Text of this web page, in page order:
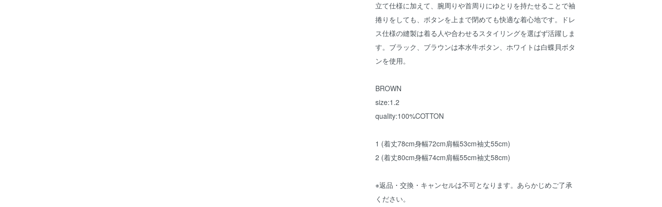
立て仕様に加えて、腕周りや首周りにゆとりを持たせることで袖
捲りをしても、ボタンを上まで閉めても快適な着心地です。ドレ
ス仕様の縫製は着る人や合わせるスタイリングを選ばず活躍しま
す。ブラック、ブラウンは本水牛ボタン、ホワイトは白蝶貝ボタ
ンを使用。
BROWN
size:1.2
quality:100%COTTON
1 (着丈78cm身幅72cm肩幅53cm袖丈55cm)
2 (着丈80cm身幅74cm肩幅55cm袖丈58cm)
※返品・交換・キャンセルは不可となります。あらかじめご了承
ください。